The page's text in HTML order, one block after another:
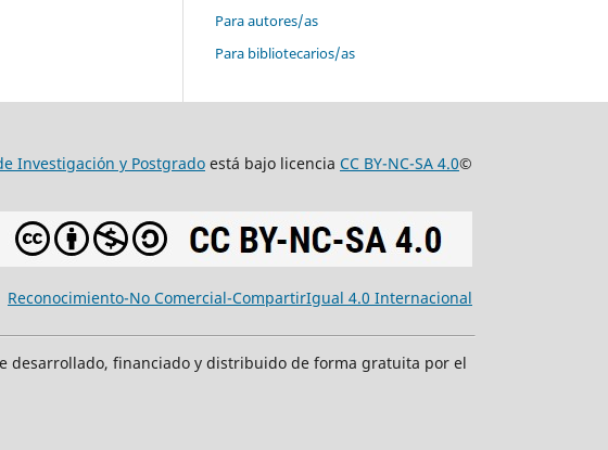
Para autores/as
Para bibliotecarios/as
Investigación y Postgrado está bajo licencia CC BY-NC-SA 4.0©
Reconocimiento-No Comercial-CompartirIgual 4.0 Internacional
desarrollado, financiado y distribuido de forma gratuita por el